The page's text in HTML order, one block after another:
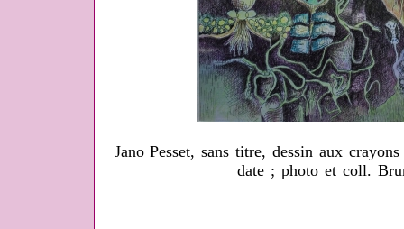
Jano Pesset, sans titre, dessin aux
date ; photo et coll.